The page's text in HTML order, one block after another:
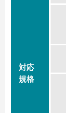
対応
規格